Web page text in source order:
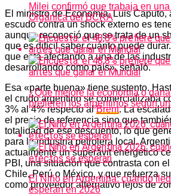
El ministro de Economía, Luis Caputo,
escudo contra un shock externo es
aunque reconoció que se trata de un
que es difícil saber cuánto puede
que está afectando a una de las
desarrollando como país», señaló.
Esa «parte buena» tiene sustento.
el crudo argentino se comercializaba
3% al 4% respecto alBrent. La
el precio de referencia sino que
totalidad de ese descuento, lo que
para la industria petrolera local.
actualmente un superávit energético
PBI, una situación que contrasta con
Chile, Perú o México, y que refuerza
como proveedor alternativo lejos de
Milei confirmó que trabaja en
Orgánica del BCRA
¿Que mejore la economía o
prefieren los argentinos según
El Niño en Argentina: cuándo
esperan en 2026